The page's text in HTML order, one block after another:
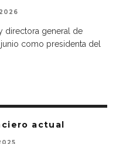
directora general de
como presidenta del
actual